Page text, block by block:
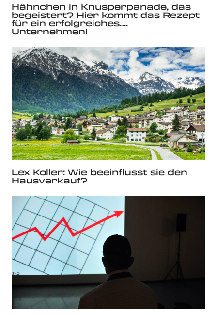
Hähnchen in Knusperpanade, das
begeistert? Hier kommt das Rezept
für ein erfolgreiches….
Unternehmen!
Lex Koller: Wie beeinflusst sie den
Hausverkauf?